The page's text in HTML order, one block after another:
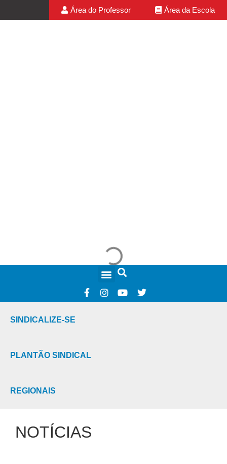
Área do Professor Área da Escola
SINDICALIZE-SE
PLANTÃO SINDICAL
REGIONAIS
NOTÍCIAS